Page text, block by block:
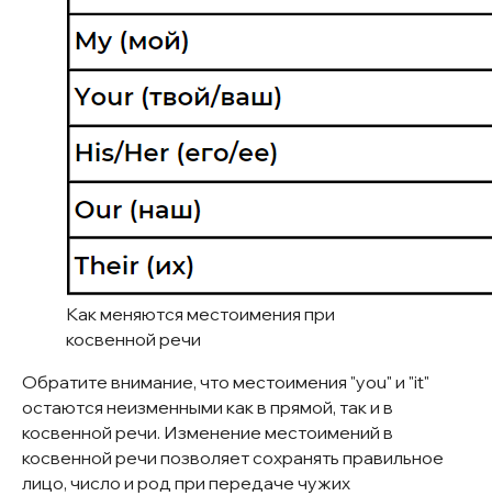
Как меняются местоимения при
косвенной речи
Обратите внимание, что местоимения "you" и "it"
остаются неизменными как в прямой, так и в
косвенной речи. Изменение местоимений в
косвенной речи позволяет сохранять правильное
лицо, число и род при передаче чужих